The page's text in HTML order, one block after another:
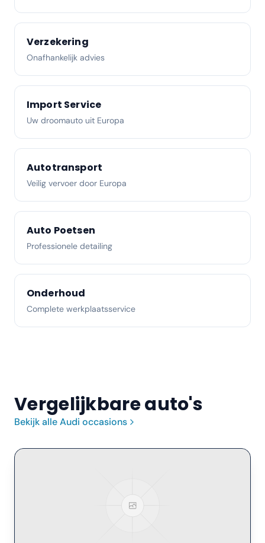
Verzekering
Onafhankelijk advies
Import Service
Uw droomauto uit Europa
Autotransport
Veilig vervoer door Europa
Auto Poetsen
Professionele detailing
Onderhoud
Complete werkplaatsservice
Vergelijkbare auto's
Bekijk alleAudi occasions